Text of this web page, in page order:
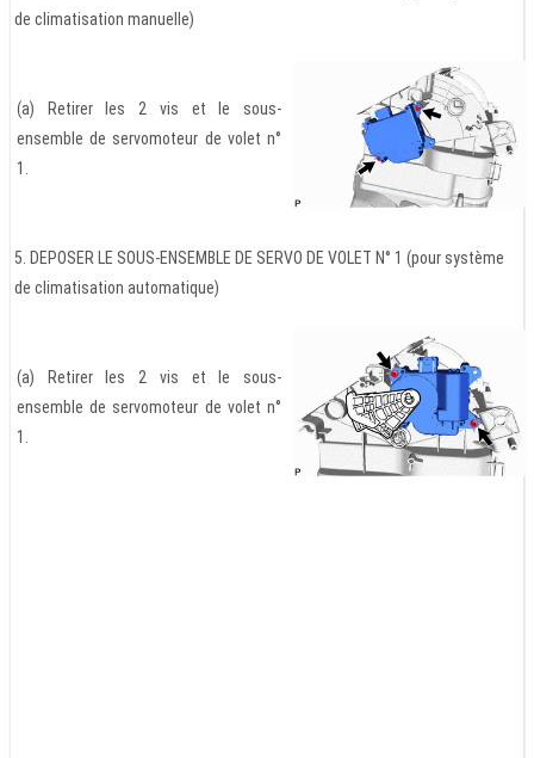
de climatisation manuelle)
(a) Retirer les 2 vis et le sous-
ensemble de servomoteur de volet n°
1.
5. DEPOSER LE SOUS-ENSEMBLE DE SERVO DE VOLET N° 1 (pour système
de climatisation automatique)
(a) Retirer les 2 vis et le sous-
ensemble de servomoteur de volet n°
1.